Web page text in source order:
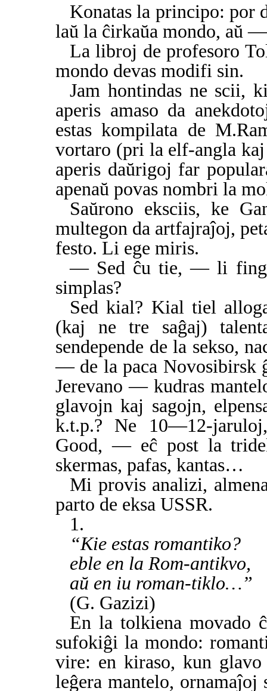
Konatas la principo: por
laŭ la ĉirkaŭa mondo, aŭ
La libroj de profesoro
mondo devas modifi sin.
Jam hontindas ne scii,
aperis amaso da
estas kompilata de
vortaro (pri la elf-angla
aperis daŭrigoj far
apenaŭ povas nombri la
Saŭrono eksciis, ke
multegon da artfajraĵoj,
festo. Li ege miris.
— Sed ĉu tie, — li
simplas?
Sed kial? Kial tiel
(kaj ne tre saĝaj)
sendepende de la sekso,
— de la paca Novosibirsk
Jerevano — kudras
glavojn kaj sagojn,
k.t.p.? Ne 10—12-
Good, — eĉ post la
skermas, pafas, kantas…
Mi provis analizi,
parto de eksa USSR.
1.
“Kie estas romantiko?
eble en la Rom-antikvo,
aŭ en iu roman-tiklo…”
(G. Gazizi)
En la tolkiena movado
sufokiĝi la mondo:
vire: en kiraso, kun
leĝera mantelo,